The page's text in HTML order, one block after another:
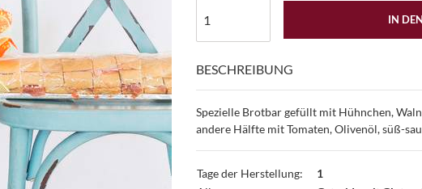
IN
BESCHREIBUNG
Spezielle Brotbar gefüllt mit Hühnchen,
andere Hälfte mit Tomaten, Olivenöl, süß-
Tage der Herstellung:
1